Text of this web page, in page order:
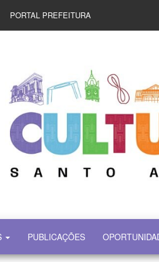
PORTAL PREFEITURA
PUBLICAÇÕES